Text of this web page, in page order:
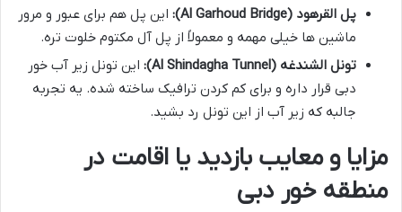
پل القرهود (Al Garhoud Bridge):
این پل هم برای عبور و مرور
ماشین ها خیلی مهمه و معمولاً از پل آل مکتوم خلوت تره.
تونل الشندغه (Al Shindagha Tunnel):
این تونل زیر آب خور
دبی قرار داره و برای کم کردن ترافیک ساخته شده. یه تجربه
جالبه که زیر آب از این تونل رد بشید.
مزایا و معایب بازدید یا اقامت در
منطقه خور دبی